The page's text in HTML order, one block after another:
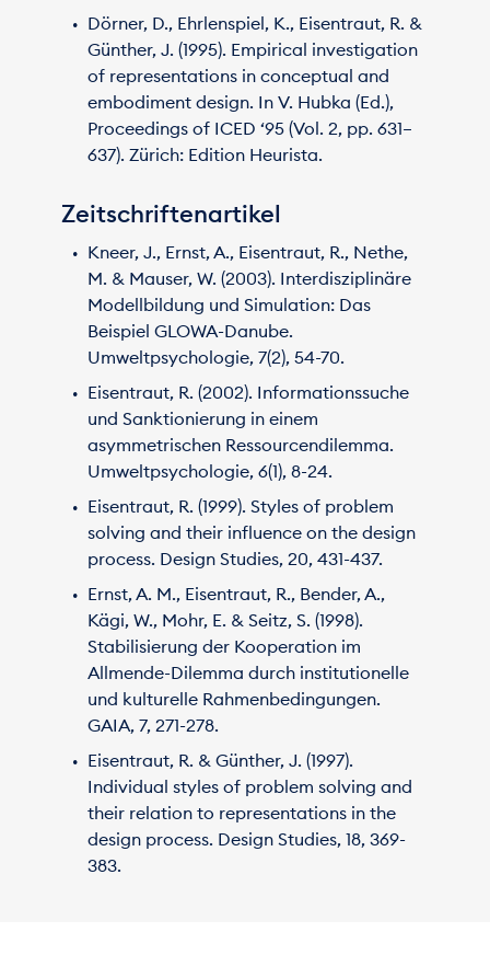
Dörner, D., Ehrlenspiel, K., Eisentraut, R. &
Günther, J. (1995). Empirical investigation
of representations in conceptual and
embodiment design. In V. Hubka (Ed.),
Proceedings of ICED ‘95 (Vol. 2, pp. 631–
637). Zürich: Edition Heurista.
Zeitschriftenartikel
Kneer, J., Ernst, A., Eisentraut, R., Nethe,
M. & Mauser, W. (2003). Interdisziplinäre
Modellbildung und Simulation: Das
Beispiel GLOWA-Danube.
Umweltpsychologie, 7(2), 54-70.
Eisentraut, R. (2002). Informationssuche
und Sanktionierung in einem
asymmetrischen Ressourcendilemma.
Umweltpsychologie, 6(1), 8-24.
Eisentraut, R. (1999). Styles of problem
solving and their influence on the design
process. Design Studies, 20, 431-437.
Ernst, A. M., Eisentraut, R., Bender, A.,
Kägi, W., Mohr, E. & Seitz, S. (1998).
Stabilisierung der Kooperation im
Allmende-Dilemma durch institutionelle
und kulturelle Rahmenbedingungen.
GAIA, 7, 271-278.
Eisentraut, R. & Günther, J. (1997).
Individual styles of problem solving and
their relation to representations in the
design process. Design Studies, 18, 369-
383.